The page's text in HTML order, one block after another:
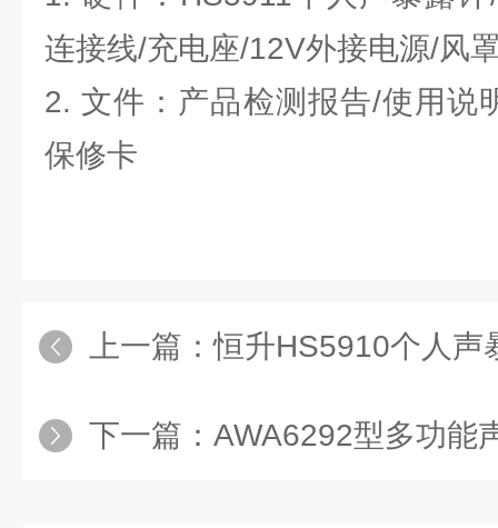
连接线/充电座/12V外接电源/风
2. 文件：产品检测报告/使用说
保修卡
上一篇：恒升HS5910个人声暴
下一篇： AWA6292型多功能